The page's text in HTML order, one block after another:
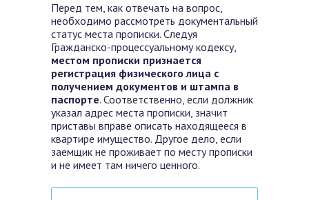
Перед тем, как отвечать на вопрос,
необходимо рассмотреть документальный
статус места прописки. Следуя
Гражданско-процессуальному кодексу,
местом прописки признается
регистрация физического лица с
получением документов и штампа в
паспорте. Соответственно, если должник
указал адрес места прописки, значит
приставы вправе описать находящееся в
квартире имущество. Другое дело, если
заемщик не проживает по месту прописки
и не имеет там ничего ценного.